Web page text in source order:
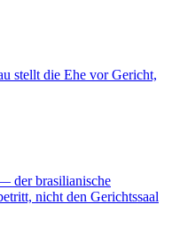
stellt die Ehe vor Gericht,
der brasilianische
nicht den Gerichtssaal